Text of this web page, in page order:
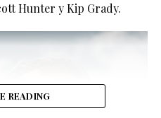
Hunter y Kip Grady.
READING